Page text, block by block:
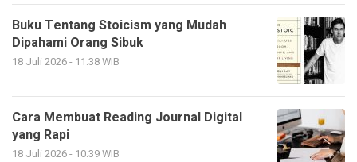
Buku Tentang Stoicism yang Mudah
Dipahami Orang Sibuk
18 Juli 2026 - 11:38 WIB
Cara Membuat Reading Journal Digital
yang Rapi
18 Juli 2026 - 10:39 WIB